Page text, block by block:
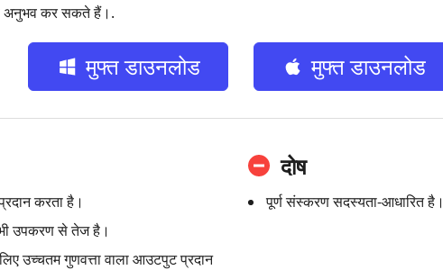
अनुभव कर सकते हैं।.
मुफ्त डाउनलोड मुफ्त डाउनलोड
करता है।
उपकरण से तेज है।
उच्चतम गुणवत्ता वाला आउटपुट प्रदान
दोष
पूर्ण संस्करण सदस्यता-आधारित